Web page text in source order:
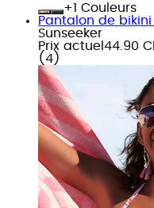
+
Couleurs
Pantalon de
Sunseeker
Prix actuel 44.90
( 4 )